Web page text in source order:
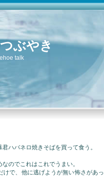
ぶやき
talk
ハバネロ焼きそばを買って食う。
のでこれはこれでうまい。
けで、他に逃げようが無い怖さがあっ